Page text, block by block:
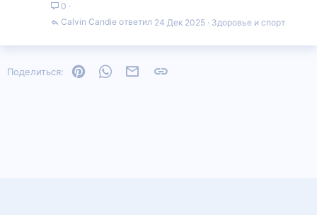
0
Здоровье и спорт
24 Дек 2025
Calvin Candie
Поделиться: PinterestWhatsAppЭлектронная почта